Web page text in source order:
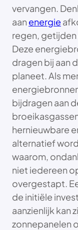
vervangen.
aan energie
regen,
Deze
dragen bij aan
planeet. Als
bijdragen aan
hernieuwbare
alternatief
waarom,
niet iedereen
overgestapt.
de initiële
aanzienlijk kan
zonnepanelen